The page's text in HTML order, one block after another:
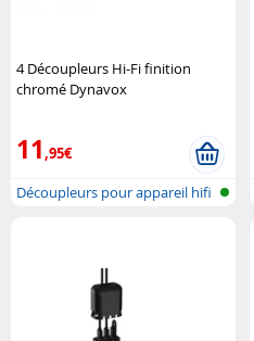
4 Découpleurs Hi-Fi finition
chromé Dynavox
11,95€
Découpleurs pour appareil hifi